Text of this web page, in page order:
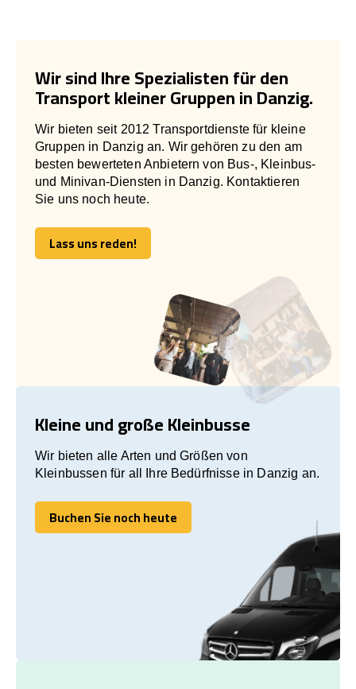
Wir sind Ihre Spezialisten für den
Transport kleiner Gruppen in Danzig.
Wir bieten seit 2012 Transportdienste für kleine
Gruppen in Danzig an. Wir gehören zu den am
besten bewerteten Anbietern von Bus-, Kleinbus-
und Minivan-Diensten in Danzig. Kontaktieren
Sie uns noch heute.
Lass uns reden!
Lass uns reden!
Kleine und große Kleinbusse
Wir bieten alle Arten und Größen von
Kleinbussen für all Ihre Bedürfnisse in Danzig an.
Buchen Sie noch heute
Buchen Sie noch heute